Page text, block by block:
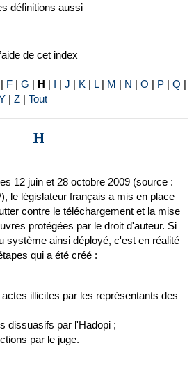
définitions aussi
de cet index
F G H J K L| M N O P Q
Z Tout
H
12 juin et 28 octobre 2009 (source :
le législateur français a mis en place
contre le téléchargement et la mise
protégées par le droit d'auteur. Si
système ainsi déployé, c'est en réalité
qui a été créé :
illicites par les représentants des
dissuasifs par l'Hadopi ;
par le juge.